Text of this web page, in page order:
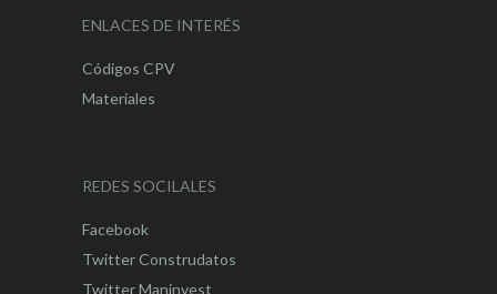
ENLACES DE INTERÉS
Códigos CPV
Materiales
REDES SOCILALES
Facebook
Twitter Construdatos
Twitter Maninvest